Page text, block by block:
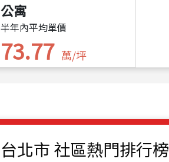
公寓
半年內平均單價
73.77 萬/坪
台北市 社區熱門排行榜